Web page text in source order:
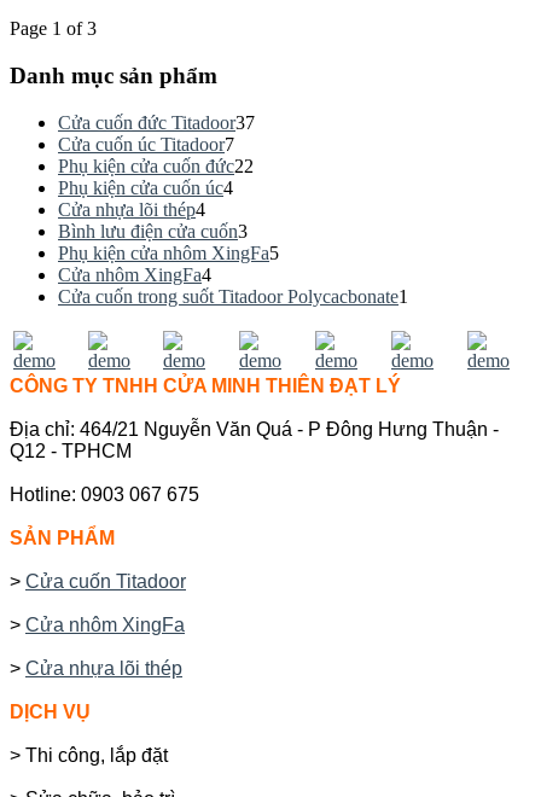
Page 1 of 3
Danh mục sản phẩm
Cửa cuốn đức Titadoor37
Cửa cuốn úc Titadoor7
Phụ kiện cửa cuốn đức22
Phụ kiện cửa cuốn úc4
Cửa nhựa lõi thép4
Bình lưu điện cửa cuốn3
Phụ kiện cửa nhôm XingFa5
Cửa nhôm XingFa4
Cửa cuốn trong suốt Titadoor Polycacbonate1
CÔNG TY TNHH CỬA MINH THIÊN ĐẠT LÝ
Địa chỉ: 464/21 Nguyễn Văn Quá - P Đông Hưng Thuận -
Q12 - TPHCM
Hotline: 0903 067 675
SẢN PHẨM
> Cửa cuốn Titadoor
> Cửa nhôm XingFa
> Cửa nhựa lõi thép
DỊCH VỤ
> Thi công, lắp đặt